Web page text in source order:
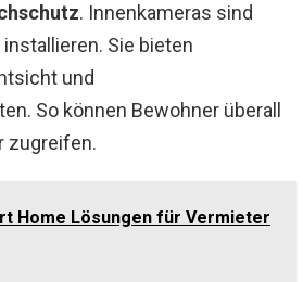
. Innenkameras sind
Sie bieten
und
So können Bewohner überall
zugreifen.
Home Lösungen für Vermieter